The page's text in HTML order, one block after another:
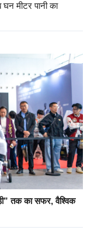
मीटर पानी का
तक का सफर, वैश्विक